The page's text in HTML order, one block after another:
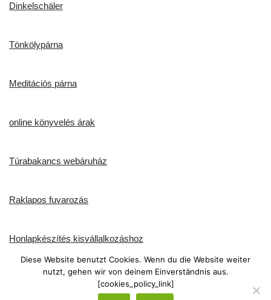
Dinkelschäler
Tönkölypárna
Meditációs párna
online könyvelés árak
Túrabakancs webáruház
Raklapos fuvarozás
Honlapkészítés kisvállalkozáshoz
Dinkelmatratze
Diese Website benutzt Cookies. Wenn du die Website weiter
nutzt, gehen wir von deinem Einverständnis aus.
[cookies_policy_link]